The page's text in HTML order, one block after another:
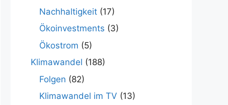
Nachhaltigkeit (17)
Ökoinvestments (3)
Ökostrom (5)
Klimawandel (188)
Folgen (82)
Klimawandel im TV (13)